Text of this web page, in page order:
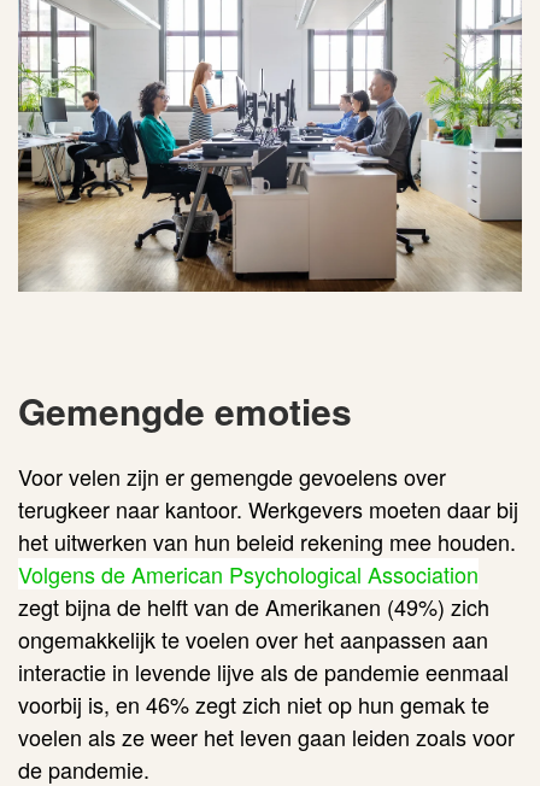
Gemengde emoties
Voor velen zijn er gemengde gevoelens over
terugkeer naar kantoor. Werkgevers moeten daar bij
het uitwerken van hun beleid rekening mee houden.
Volgens de American Psychological Association
zegt bijna de helft van de Amerikanen (49%) zich
ongemakkelijk te voelen over het aanpassen aan
interactie in levende lijve als de pandemie eenmaal
voorbij is, en 46% zegt zich niet op hun gemak te
voelen als ze weer het leven gaan leiden zoals voor
de pandemie.